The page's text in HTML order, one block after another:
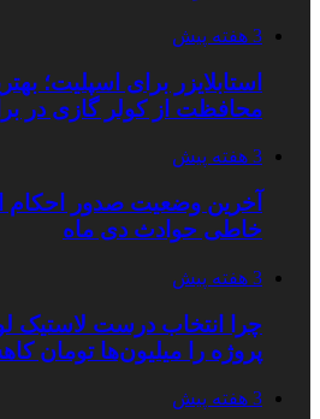
3 هفته پیش
استابلایزر برای اسپلیت؛
محافظت از کولر گازی در
3 هفته پیش
آخرین وضعیت صدور احکام
خاطی حوادث دی ماه
3 هفته پیش
چرا انتخاب درست لاستیک
پروژه را میلیون‌ها تومان
3 هفته پیش